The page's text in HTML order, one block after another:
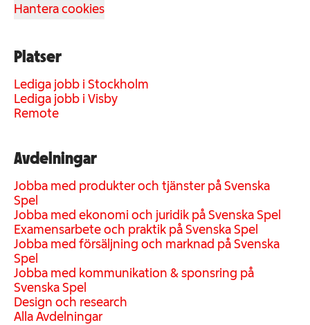
Hantera cookies
Platser
Lediga jobb i Stockholm
Lediga jobb i Visby
Remote
Avdelningar
Jobba med produkter och tjänster på Svenska
Spel
Jobba med ekonomi och juridik på Svenska Spel
Examensarbete och praktik på Svenska Spel
Jobba med försäljning och marknad på Svenska
Spel
Jobba med kommunikation & sponsring på
Svenska Spel
Design och research
Alla Avdelningar